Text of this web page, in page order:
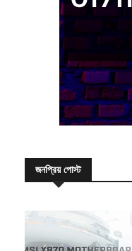
জনপ্রিয় পোস্ট